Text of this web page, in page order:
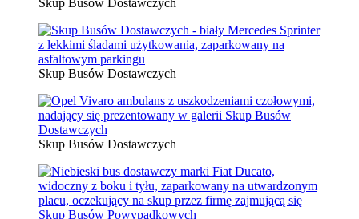
Skup Busów Dostawczych
Skup Busów Dostawczych
Skup Busów Dostawczych